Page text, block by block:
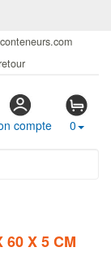
compte 0
60 X 5 CM